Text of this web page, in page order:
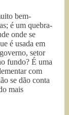
bem-
é um quebra-
onde se
é usada em
setor
fundo? É uma
com
se dão conta
mais